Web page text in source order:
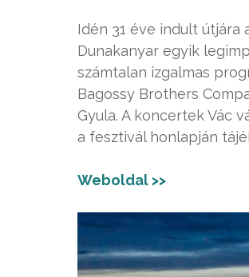
Idén 31 éve indult útjára
Dunakanyar egyik
számtalan izgalmas
Bagossy Brothers
Gyula. A koncertek Vác
a fesztivál honlapján
Weboldal >>